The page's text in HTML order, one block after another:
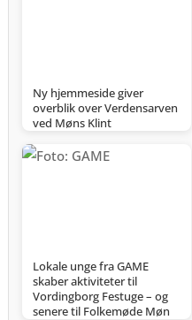
Ny hjemmeside giver
overblik over Verdensarven
ved Møns Klint
Lokale unge fra GAME
skaber aktiviteter til
Vordingborg Festuge – og
senere til Folkemøde Møn